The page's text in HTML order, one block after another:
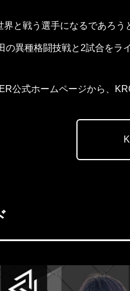
界と戦う選手になるであろ
の異種格闘技戦と2試合をラ
公式ホームページから、